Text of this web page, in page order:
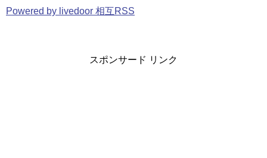
Powered by livedoor 相互RSS
スポンサード リンク